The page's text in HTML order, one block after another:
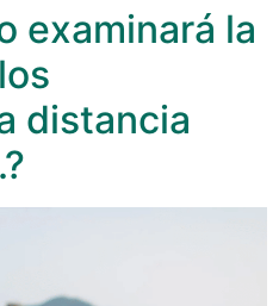
examinará la
distancia